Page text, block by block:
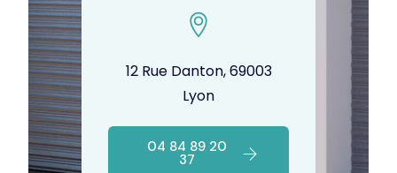
12 Rue Danton, 69003
Lyon
04 84 89 20
37